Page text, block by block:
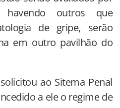
outros que
de gripe, serão
em outro pavilhão do
ao Sitema Penal
a ele o regime de